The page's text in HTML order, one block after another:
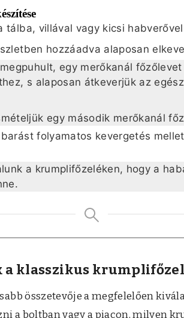
tálba, villával vagy kicsi
hozzáadva alaposan
egy merőkanál
s alaposan átkeverjük az
egy második merőkanál
folyamatos kevergetés
a krumplifőzeléken, hogy a
a klasszikus
összetevője a megfelelően
a boltban vagy a piacon, milyen